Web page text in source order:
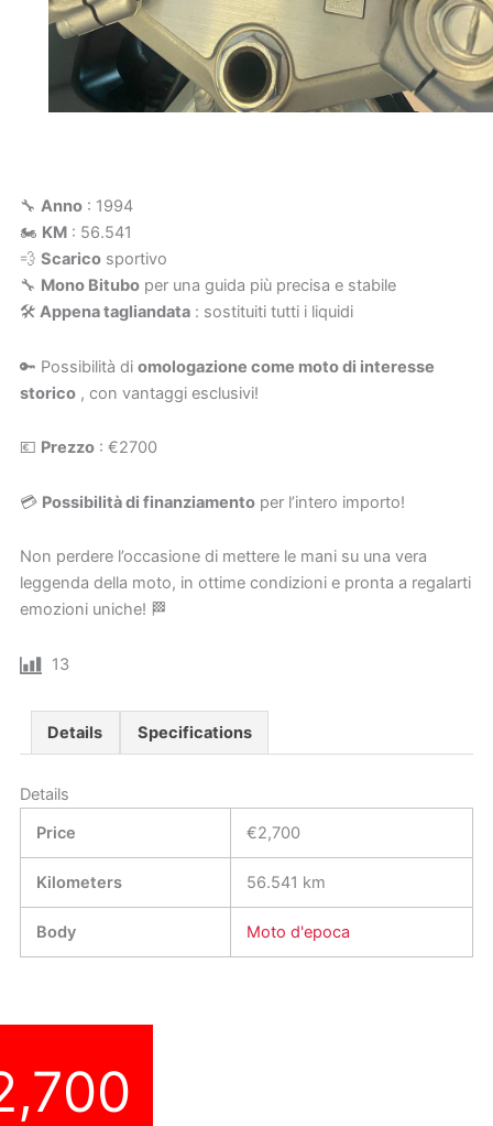
🔧 Anno: 1994
🏍️ KM: 56.541
💨 Scaricosportivo
🔧 Mono Bituboper una guida più precisa e stabile
🛠️ Appena tagliandata: sostituiti tutti i liquidi
🔑 Possibilità di omologazione come moto di interesse
storico, con vantaggi esclusivi!
💶 Prezzo: €2700
💳 Possibilità di finanziamentoper l’intero importo!
Non perdere l’occasione di mettere le mani su una vera
leggenda della moto, in ottime condizioni e pronta a regalarti
emozioni uniche! 🏁
13
Details Specifications
Details
Price
€2,700
Kilometers 56.541 km
Body Moto d'epoca